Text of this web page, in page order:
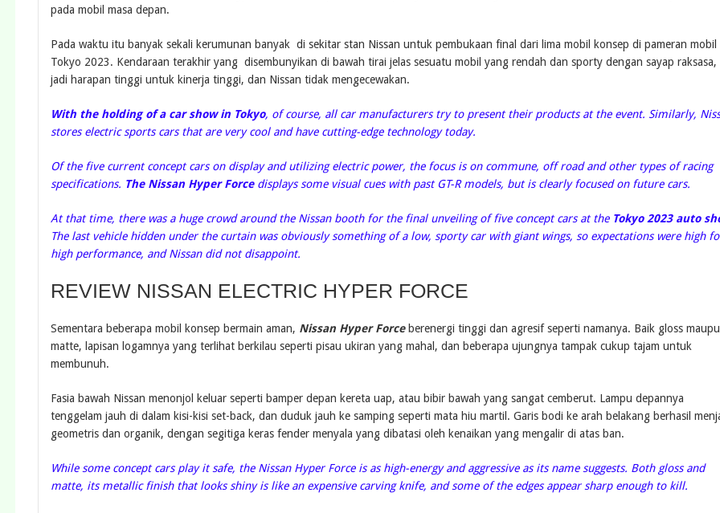
pada mobil masa depan.
Pada waktu itu banyak sekali kerumunan banyak di sekitar stan Nissan untuk pembukaan final dari lima mobil konsep di pameran mobil
Tokyo 2023. Kendaraan terakhir yang disembunyikan di bawah tirai jelas sesuatu mobil yang rendah dan sporty dengan sayap raksasa,
jadi harapan tinggi untuk kinerja tinggi, dan Nissan tidak mengecewakan.
With the holding of a car show in Tokyo, of course, all car manufacturers try to present their products at the event. Similarly,
stores electric sports cars that are very cool and have cutting-edge technology today.
Of the five current concept cars on display and utilizing electric power, the focus is on commune, off road and other types of racing
specifications. The Nissan Hyper Force displays some visual cues with past GT-R models, but is clearly focused on future cars.
At that time, there was a huge crowd around the Nissan booth for the final unveiling of five concept cars at the Tokyo 2023 auto
The last vehicle hidden under the curtain was obviously something of a low, sporty car with giant wings, so expectations were high
high performance, and Nissan did not disappoint.
REVIEW NISSAN ELECTRIC HYPER FORCE
Sementara beberapa mobil konsep bermain aman, Nissan Hyper Force berenergi tinggi dan agresif seperti namanya. Baik gloss
matte, lapisan logamnya yang terlihat berkilau seperti pisau ukiran yang mahal, dan beberapa ujungnya tampak cukup tajam untuk
membunuh.
Fasia bawah Nissan menonjol keluar seperti bamper depan kereta uap, atau bibir bawah yang sangat cemberut. Lampu depannya
tenggelam jauh di dalam kisi-kisi set-back, dan duduk jauh ke samping seperti mata hiu martil. Garis bodi ke arah belakang berhasil
geometris dan organik, dengan segitiga keras fender menyala yang dibatasi oleh kenaikan yang mengalir di atas ban.
While some concept cars play it safe, the Nissan Hyper Force is as high-energy and aggressive as its name suggests. Both gloss and
matte, its metallic finish that looks shiny is like an expensive carving knife, and some of the edges appear sharp enough to kill.